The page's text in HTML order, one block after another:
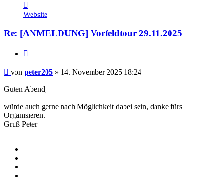
von
peter205
Website
Re: [ANMELDUNG] Vorfeldtour 29.11.2025
Beitrag
von peter205 » 14. November 2025 18:24
Guten Abend,
würde auch gerne nach Möglichkeit dabei sein, danke fürs
Organisieren.
Gruß Peter